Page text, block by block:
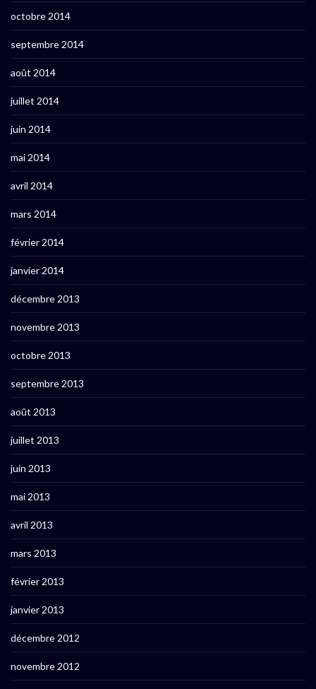
octobre 2014
septembre 2014
août 2014
juillet 2014
juin 2014
mai 2014
avril 2014
mars 2014
février 2014
janvier 2014
décembre 2013
novembre 2013
octobre 2013
septembre 2013
août 2013
juillet 2013
juin 2013
mai 2013
avril 2013
mars 2013
février 2013
janvier 2013
décembre 2012
novembre 2012